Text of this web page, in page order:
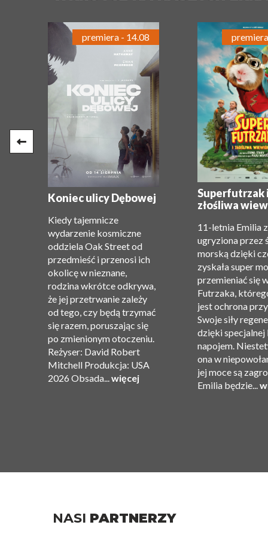
Koniec ulicy Dębowej
Kiedy tajemnicze
wydarzenie kosmiczne
oddziela Oak Street od
przedmieść i przenosi ich
okolicę w nieznane,
rodzina wkrótce odkrywa,
że ​​jej przetrwanie zależy
od tego, czy będą trzymać
się razem, poruszając się
po zmienionym otoczeniu.
Reżyser: David Robert
Mitchell Produkcja: USA
2026 Obsada...więcej
premiera - 14.08
Superfutrzak i
złośliwa
11-letnia Emilia
ugryziona przez
morską dzięki
zyskała super
przemieniać się
Futrzaka,
jest ochrona
Swoje siły
dzięki specjalnej
napojem.
ona w
jej moce są
Emilia będzie...
NASI PARTNERZY